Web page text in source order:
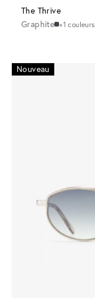
The Thrive
Graphite +1 couleurs
Nouveau